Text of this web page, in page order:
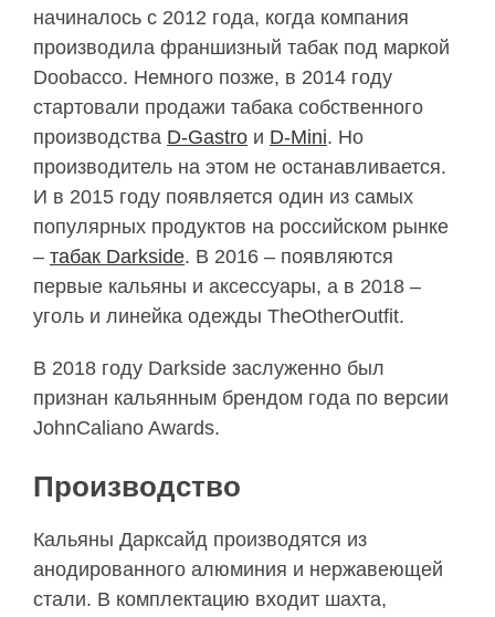
начиналось с 2012 года, когда компания
производила франшизный табак под маркой
Doobacco. Немного позже, в 2014 году
стартовали продажи табака собственного
производства D-Gastro и D-Mini. Но
производитель на этом не останавливается.
И в 2015 году появляется один из самых
популярных продуктов на российском рынке
– табак Darkside. В 2016 – появляются
первые кальяны и аксессуары, а в 2018 –
уголь и линейка одежды TheOtherOutfit.
В 2018 году Darkside заслуженно был
признан кальянным брендом года по версии
JohnCaliano Awards.
Производство
Кальяны Дарксайд производятся из
анодированного алюминия и нержавеющей
стали. В комплектацию входит шахта,